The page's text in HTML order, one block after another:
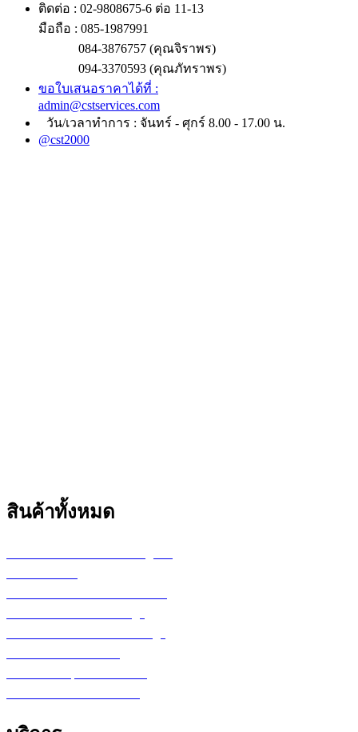
ติดต่อ : 02-9808675-6 ต่อ 11-13
มือถือ : 085-1987991
084-3876757 (คุณจิราพร)
094-3370593 (คุณภัทราพร)
ขอใบเสนอราคาได้ที่ :
admin@cstservices.com
วัน/เวลาทำการ : จันทร์ - ศุกร์ 8.00 - 17.00 น.
@cst2000
สินค้าทั้งหมด